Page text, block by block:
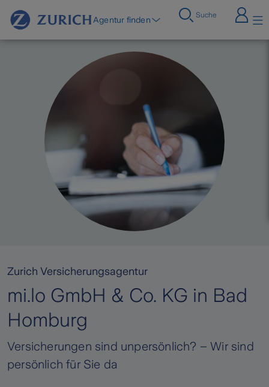
Agentur finden Suche
Zurich Versicherungsagentur
mi.lo GmbH & Co. KG in Bad
Homburg
Versicherungen sind unpersönlich? – Wir sind
persönlich für Sie da